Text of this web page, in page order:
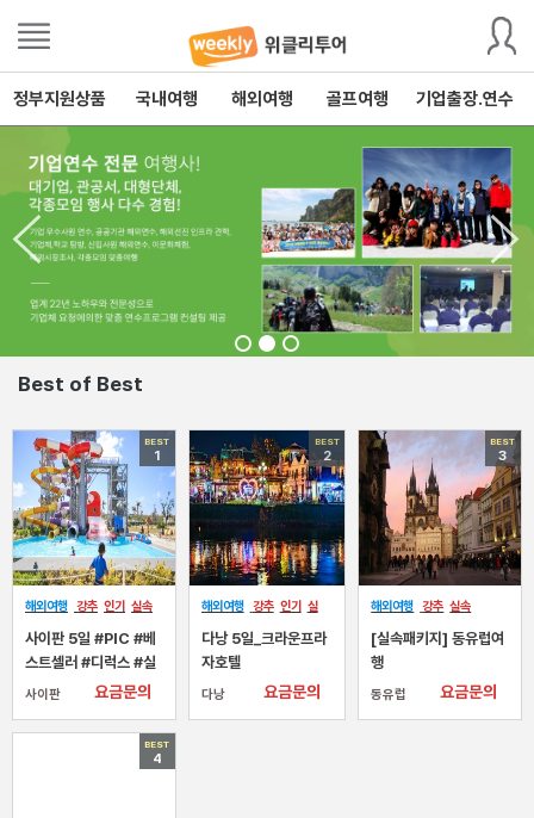
정부지원상품 국내여행 해외여행 골프여행 기업출장.연수
Best of Best
BEST
1
해외여행 강추 인기 실속
사이판 5일 #PIC #베
스트셀러 #디럭스 #실
버셀렉트(조+석식) #
사이판 요금문의
BEST
2
해외여행 강추 인기 실
다낭 5일_크라운프라
자호텔
다낭 요금문의
BEST
3
해외여행 강추 실속
[실속패키지] 동유럽여
행
동유럽 요금문의
BEST
4